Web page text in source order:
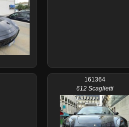
161364
612 Scaglietti